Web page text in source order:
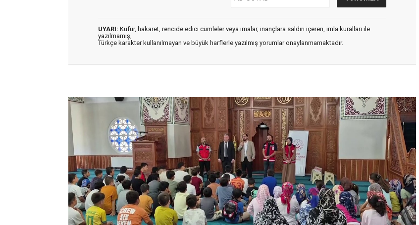
UYARI: Küfür, hakaret, rencide edici cümleler veya imalar, inançlara saldırı içeren, imla kuralları ile
yazılmamış,
Türkçe karakter kullanılmayan ve büyük harflerle yazılmış yorumlar onaylanmamaktadır.